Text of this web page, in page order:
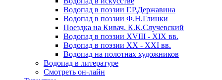
Водопад в поэзии Г.Р.Державина
Водопад в поэзии Ф.Н.Глинки
Поездка на Кивач. К.К.Случевский
Водопад в поэзии XVIII - XIX вв.
Водопад в поэзии XX - XXI вв.
Водопад на полотнах художников
Водопад в литературе
Смотреть он-лайн